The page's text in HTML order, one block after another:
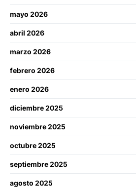
mayo 2026
abril 2026
marzo 2026
febrero 2026
enero 2026
diciembre 2025
noviembre 2025
octubre 2025
septiembre 2025
agosto 2025